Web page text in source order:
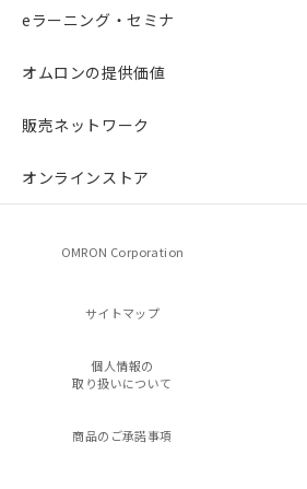
eラーニング・セミナ
オムロンの提供価値
販売ネットワーク
オンラインストア
OMRON Corporation
サイトマップ
個人情報の
取り扱いについて
商品のご承諾事項